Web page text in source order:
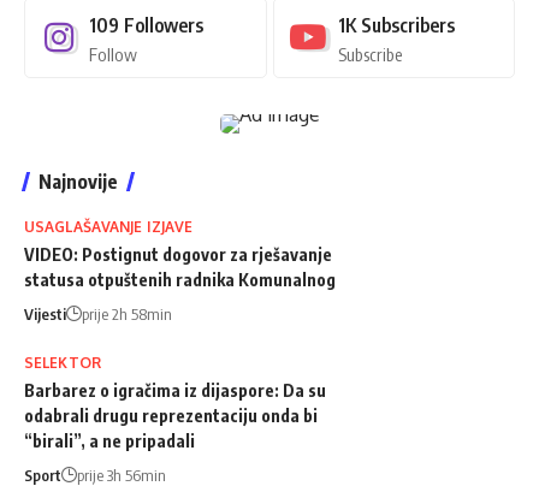
109 Followers
Follow
1K Subscribers
Subscribe
Najnovije
USAGLAŠAVANJE IZJAVE
VIDEO: Postignut dogovor za rješavanje
statusa otpuštenih radnika Komunalnog
Vijesti prije 2h 58min
SELEKTOR
Barbarez o igračima iz dijaspore: Da su
odabrali drugu reprezentaciju onda bi
“birali”, a ne pripadali
Sport prije 3h 56min